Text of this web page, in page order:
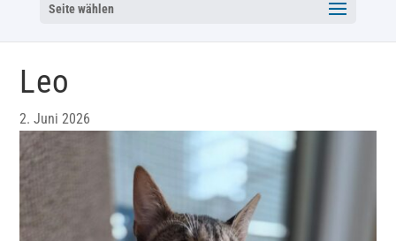
Seite wählen
Leo
2. Juni 2026